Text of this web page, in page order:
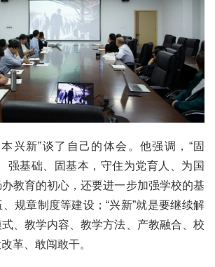
兴新”谈了自己的体会。他强调，“固
强基础、固基本，守住为党育人、为国
教育的初心，还要进一步加强学校的基
规章制度等建设；“兴新”就是要继续解
、教学内容、教学方法、产教融合、校
革、敢闯敢干。